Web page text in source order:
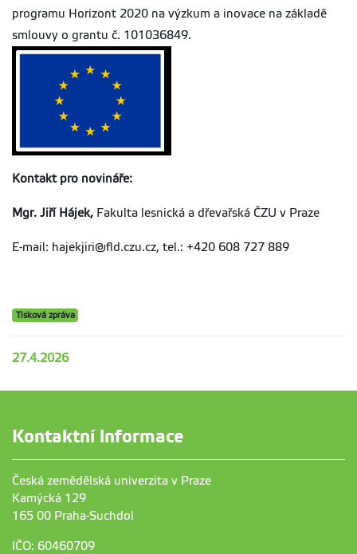
programu Horizont 2020 na výzkum a inovace na základě
smlouvy o grantu č. 101036849.
Kontakt pro novináře:
Mgr. Jiří Hájek, Fakulta lesnická a dřevařská ČZU v Praze
E-mail: hajekjiri@fld.czu.cz, tel.: +420 608 727 889
Tisková zpráva
27.4.2026
Kontaktní informace
Česká zemědělská univerzita v Praze
Kamýcká 129
165 00 Praha-Suchdol
IČO: 60460709